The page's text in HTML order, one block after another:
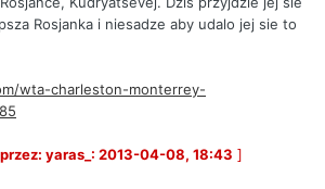
Rosjanka i niesadze aby udalo jej sie to
wta-charleston-monterrey-
yaras_: 2013-04-08, 18:43 ]